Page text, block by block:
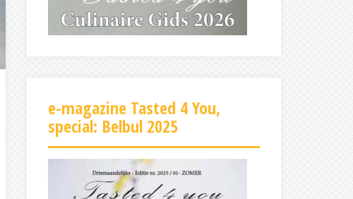
e-magazine Tasted 4 You,
special: Belbul 2025